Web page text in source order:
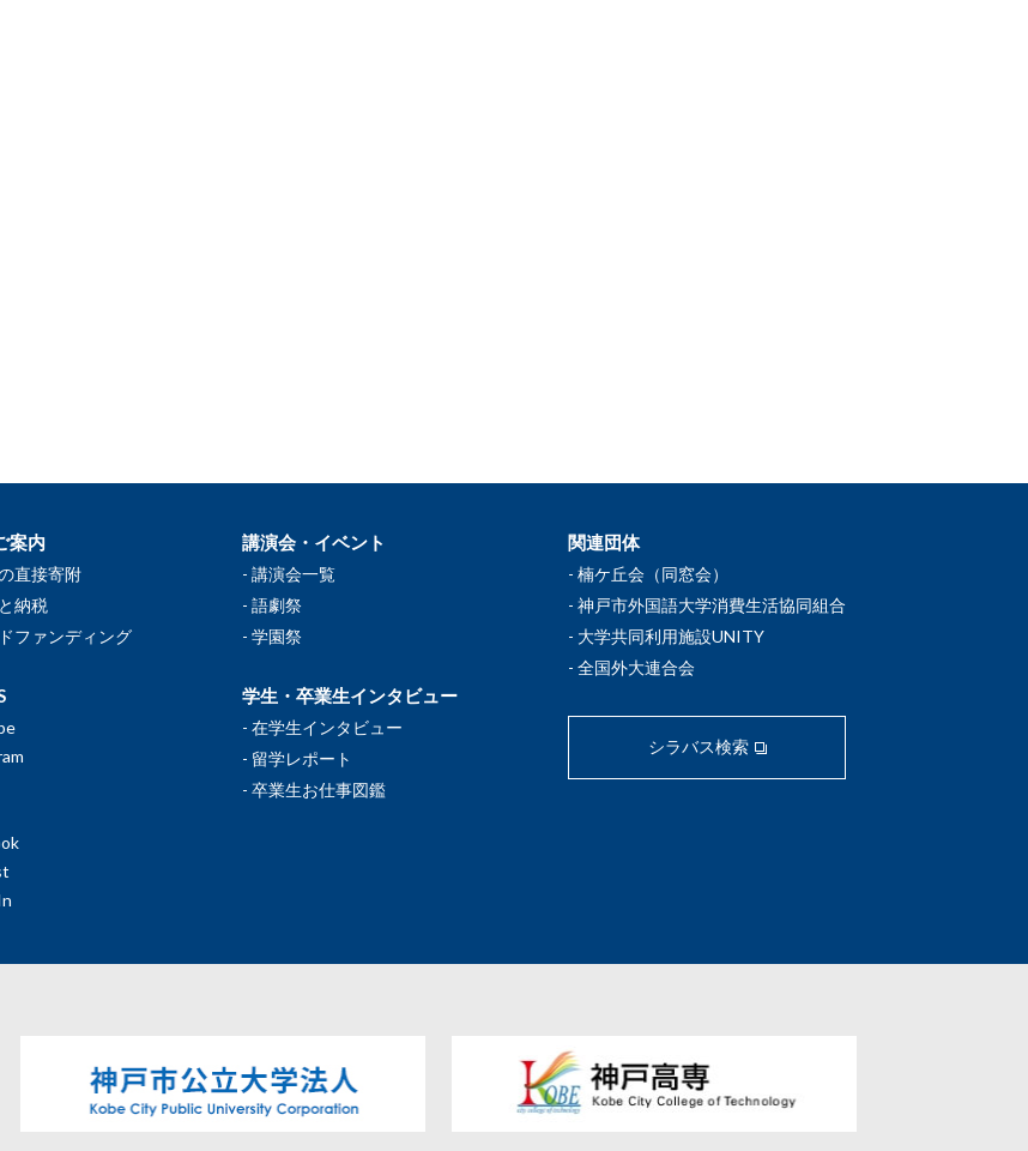
案内
直接寄附
納税
ファンディング
講演会・イベント
講演会一覧
語劇祭
学園祭
学生・卒業生インタビュー
在学生インタビュー
留学レポート
卒業生お仕事図鑑
関連団体
楠ケ丘会（同窓会）
神戸市外国語大学消費生活協同組合
大学共同利用施設UNITY
全国外大連合会
シラバス検索